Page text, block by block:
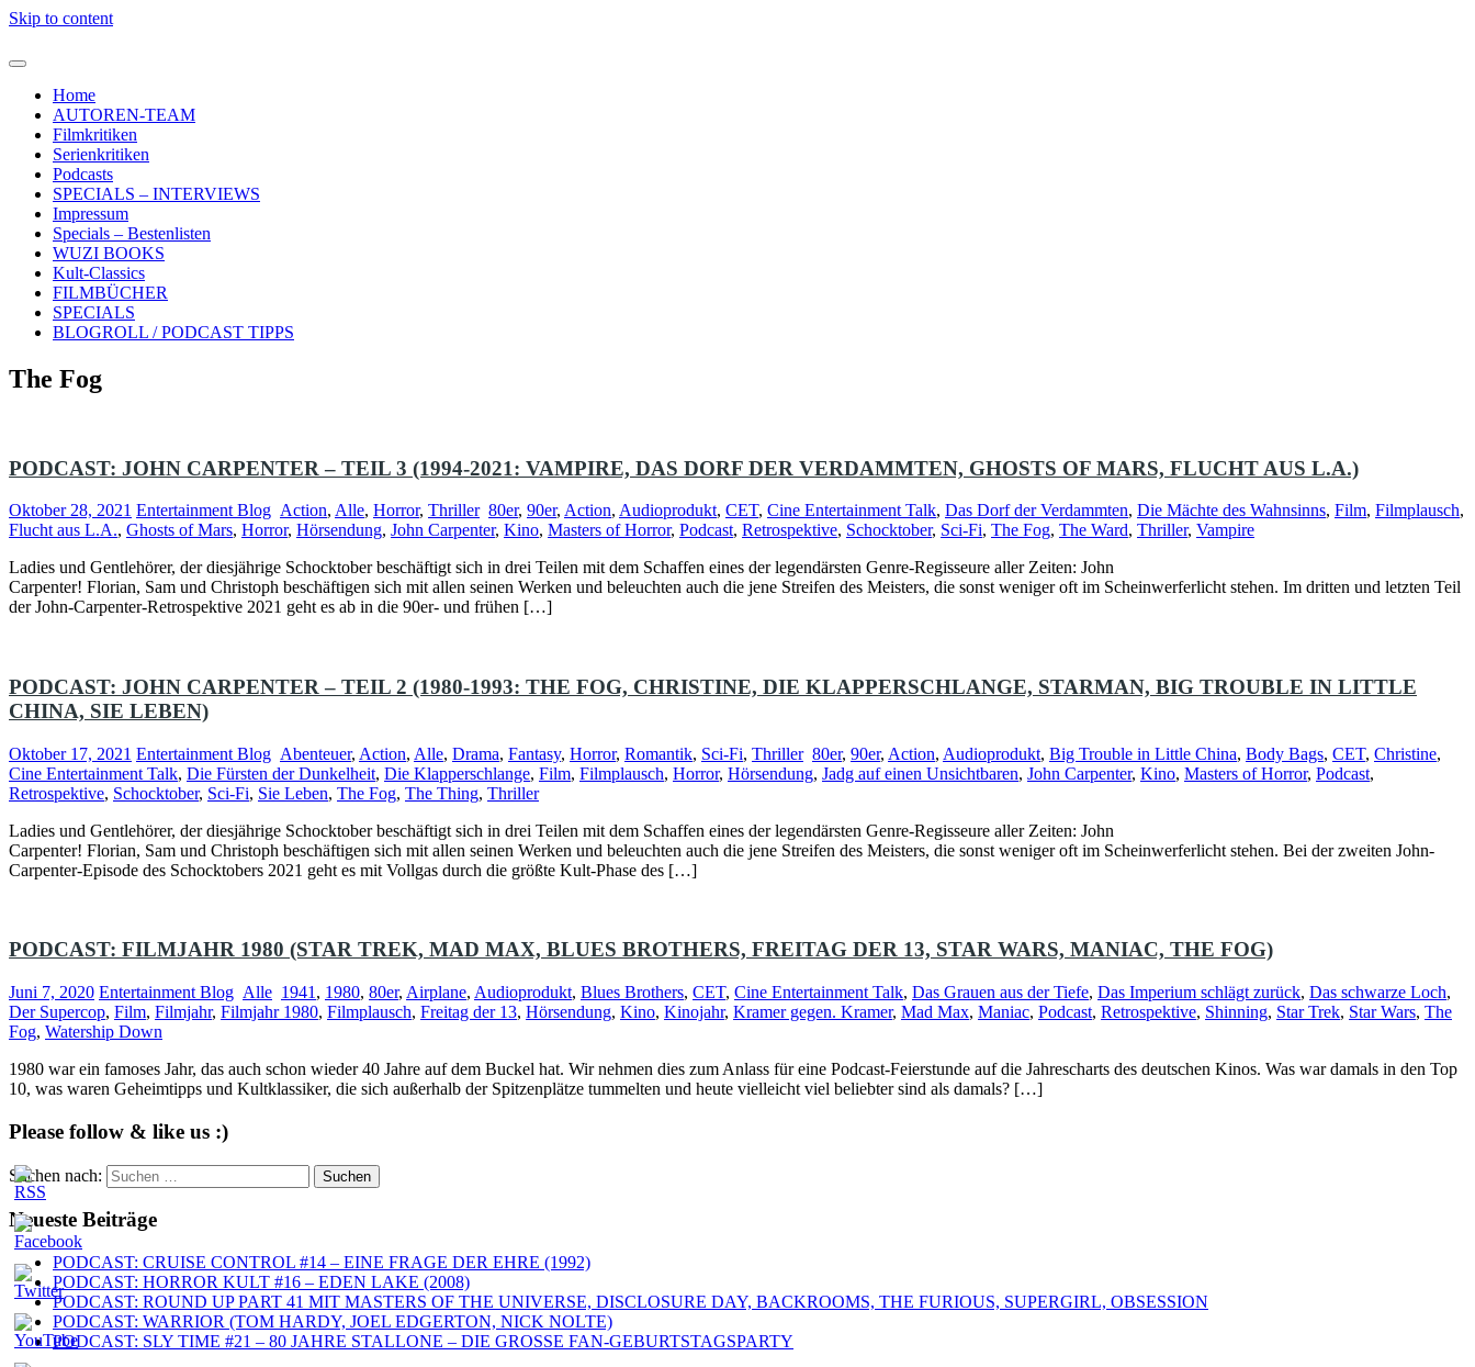
Skip to content
Home
AUTOREN-TEAM
Filmkritiken
Serienkritiken
Podcasts
SPECIALS – INTERVIEWS
Impressum
Specials – Bestenlisten
WUZI BOOKS
Kult-Classics
FILMBÜCHER
SPECIALS
BLOGROLL / PODCAST TIPPS
The Fog
PODCAST: JOHN CARPENTER – TEIL 3 (1994-2021: VAMPIRE, DAS DORF DER VERDAMMTEN, GHOSTS OF MARS, FLUCHT AUS L.A.)
Oktober 28, 2021 Entertainment Blog Action, Alle, Horror, Thriller 80er, 90er, Action, Audioprodukt, CET, Cine Entertainment Talk, Das Dorf der Verdammten, Die Mächte des Wahnsinns, Film, Filmplausch,
Flucht aus L.A., Ghosts of Mars, Horror, Hörsendung, John Carpenter, Kino, Masters of Horror, Podcast, Retrospektive, Schocktober, Sci-Fi, The Fog, The Ward, Thriller, Vampire
Ladies und Gentlehörer, der diesjährige Schocktober beschäftigt sich in drei Teilen mit dem Schaffen eines der legendärsten Genre-Regisseure aller Zeiten: John
Carpenter! Florian, Sam und Christoph beschäftigen sich mit allen seinen Werken und beleuchten auch die jene Streifen des Meisters, die sonst weniger oft im Scheinwerferlicht stehen. Im dritten und letzten Teil
der John-Carpenter-Retrospektive 2021 geht es ab in die 90er- und frühen […]
PODCAST: JOHN CARPENTER – TEIL 2 (1980-1993: THE FOG, CHRISTINE, DIE KLAPPERSCHLANGE, STARMAN, BIG TROUBLE IN LITTLE
CHINA, SIE LEBEN)
Oktober 17, 2021 Entertainment Blog Abenteuer, Action, Alle, Drama, Fantasy, Horror, Romantik, Sci-Fi, Thriller 80er, 90er, Action, Audioprodukt, Big Trouble in Little China, Body Bags, CET, Christine,
Cine Entertainment Talk, Die Fürsten der Dunkelheit, Die Klapperschlange, Film, Filmplausch, Horror, Hörsendung, Jadg auf einen Unsichtbaren, John Carpenter, Kino, Masters of Horror, Podcast,
Retrospektive, Schocktober, Sci-Fi, Sie Leben, The Fog, The Thing, Thriller
Ladies und Gentlehörer, der diesjährige Schocktober beschäftigt sich in drei Teilen mit dem Schaffen eines der legendärsten Genre-Regisseure aller Zeiten: John
Carpenter! Florian, Sam und Christoph beschäftigen sich mit allen seinen Werken und beleuchten auch die jene Streifen des Meisters, die sonst weniger oft im Scheinwerferlicht stehen. Bei der zweiten John-
Carpenter-Episode des Schocktobers 2021 geht es mit Vollgas durch die größte Kult-Phase des […]
PODCAST: FILMJAHR 1980 (STAR TREK, MAD MAX, BLUES BROTHERS, FREITAG DER 13, STAR WARS, MANIAC, THE FOG)
Juni 7, 2020 Entertainment Blog Alle 1941 , 1980, 80er, Airplane, Audioprodukt, Blues Brothers, CET, Cine Entertainment Talk, Das Grauen aus der Tiefe, Das Imperium schlägt zurück, Das schwarze Loch,
Der Supercop, Film, Filmjahr, Filmjahr 1980, Filmplausch, Freitag der 13, Hörsendung, Kino, Kinojahr, Kramer gegen. Kramer, Mad Max, Maniac, Podcast, Retrospektive, Shinning, Star Trek, Star Wars, The
Fog, Watership Down
1980 war ein famoses Jahr, das auch schon wieder 40 Jahre auf dem Buckel hat. Wir nehmen dies zum Anlass für eine Podcast-Feierstunde auf die Jahrescharts des deutschen Kinos. Was war damals in den Top
10, was waren Geheimtipps und Kultklassiker, die sich außerhalb der Spitzenplätze tummelten und heute vielleicht viel beliebter sind als damals? […]
Please follow & like us :)
Suchen nach:
Neueste Beiträge
PODCAST: CRUISE CONTROL #14 – EINE FRAGE DER EHRE (1992)
PODCAST: HORROR KULT #16 – EDEN LAKE (2008)
PODCAST: ROUND UP PART 41 MIT MASTERS OF THE UNIVERSE, DISCLOSURE DAY, BACKROOMS, THE FURIOUS, SUPERGIRL, OBSESSION
PODCAST: WARRIOR (TOM HARDY, JOEL EDGERTON, NICK NOLTE)
PODCAST: SLY TIME #21 – 80 JAHRE STALLONE – DIE GROSSE FAN-GEBURTSTAGSPARTY